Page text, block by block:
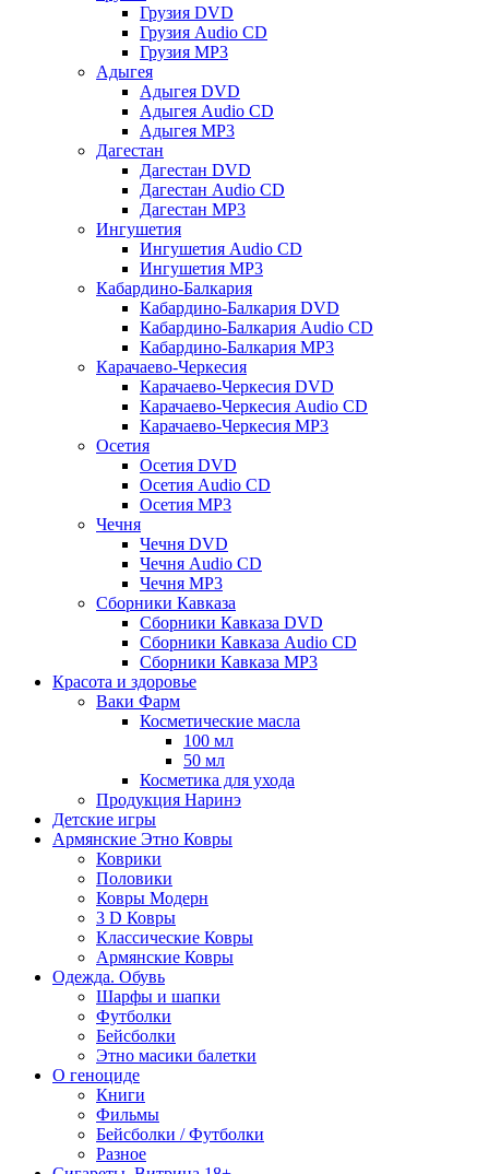
Грузия DVD
Грузия Audio CD
Грузия MP3
Адыгея
Адыгея DVD
Адыгея Audio CD
Адыгея MP3
Дагестан
Дагестан DVD
Дагестан Audio CD
Дагестан MP3
Ингушетия
Ингушетия Audio CD
Ингушетия MP3
Кабардино-Балкария
Кабардино-Балкария DVD
Кабардино-Балкария Audio CD
Кабардино-Балкария MP3
Карачаево-Черкесия
Карачаево-Черкесия DVD
Карачаево-Черкесия Audio CD
Карачаево-Черкесия MP3
Осетия
Осетия DVD
Осетия Audio CD
Осетия MP3
Чечня
Чечня DVD
Чечня Audio CD
Чечня MP3
Сборники Кавказа
Сборники Кавказа DVD
Сборники Кавказа Audio CD
Сборники Кавказа MP3
Красота и здоровье
Ваки Фарм
Косметические масла
100 мл
50 мл
Косметика для ухода
Продукция Наринэ
Детские игры
Армянские Этно Ковры
Коврики
Половики
Ковры Модерн
3 D Ковры
Классические Ковры
Армянские Ковры
Одежда. Обувь
Шарфы и шапки
Футболки
Бейсболки
Этно масики балетки
О геноциде
Книги
Фильмы
Бейсболки / Футболки
Разное